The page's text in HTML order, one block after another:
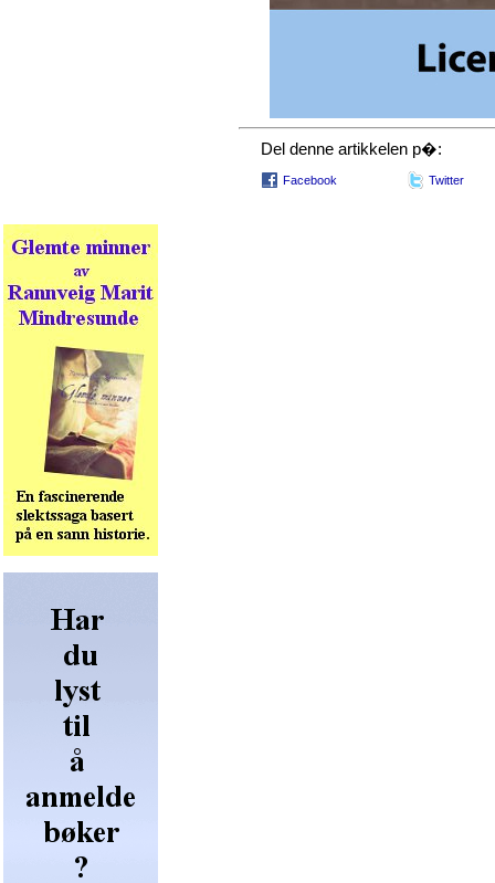
Del denne artikkelen p�:
Facebook Twitter